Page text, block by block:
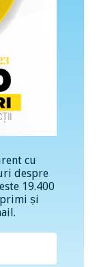
cu
despre
19.400
și